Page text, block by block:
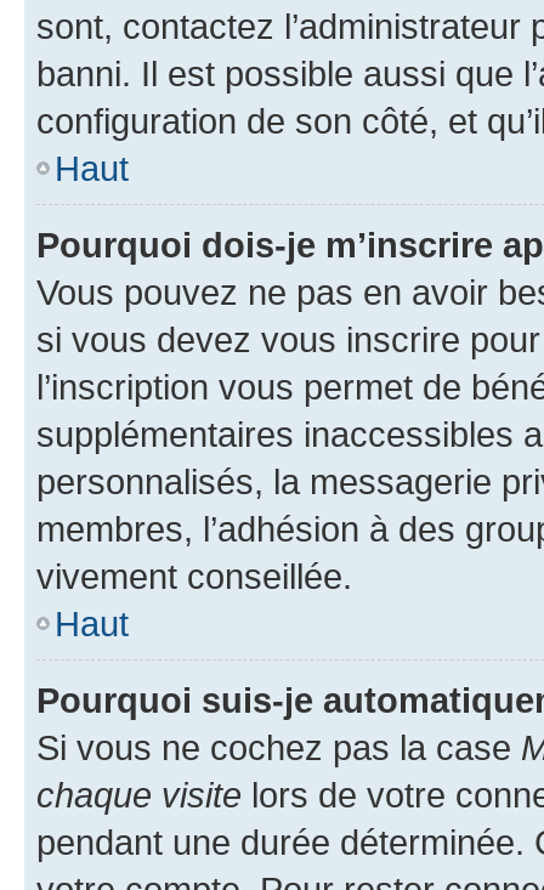
sont, contactez l’administrateur
banni. Il est possible aussi que
configuration de son côté, et
Haut
Pourquoi dois-je m’inscrire
Vous pouvez ne pas en avoir
si vous devez vous inscrire
l’inscription vous permet de
supplémentaires inaccessibles
personnalisés, la messagerie
membres, l’adhésion à des
vivement conseillée.
Haut
Pourquoi suis-je
Si vous ne cochez pas la case
chaque visite lors de votre
pendant une durée déterminée.